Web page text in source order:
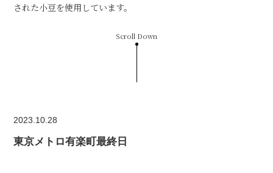
された小豆を使用しています。
Scroll Down
2023.10.28
東京メトロ有楽町最終日